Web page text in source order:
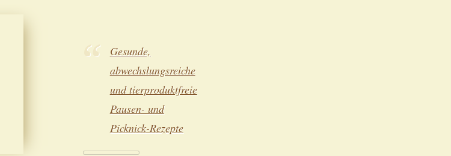
Gesunde,
abwechslungsreiche
und tierproduktfreie
Pausen- und
Picknick-Rezepte